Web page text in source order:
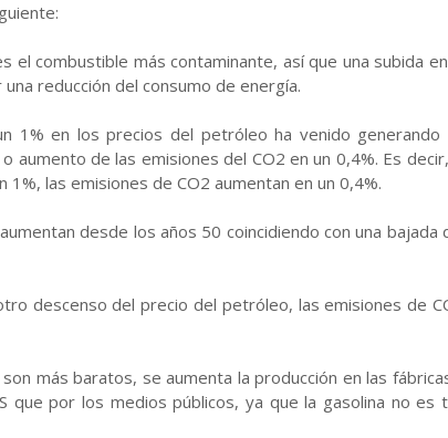
el combustible más contaminante, así que una subida
reducción del consumo de energía.
1% en los precios del petróleo ha venido
de las emisiones del CO2 en un 0,4%. Es
las emisiones de CO2 aumentan en un 0,4%.
desde los años 50 coincidiendo con una bajada
descenso del precio del petróleo, las emisiones de
más baratos, se aumenta la producción en las
que por los medios públicos, ya que la gasolina no es